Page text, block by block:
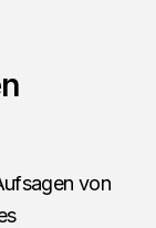
von